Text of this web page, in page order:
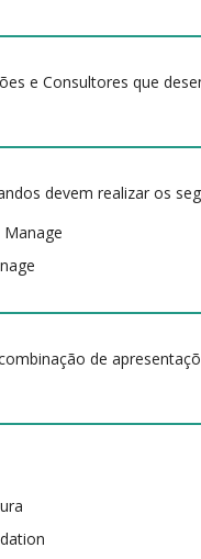
e Consultores que
devem realizar os
Manage
de